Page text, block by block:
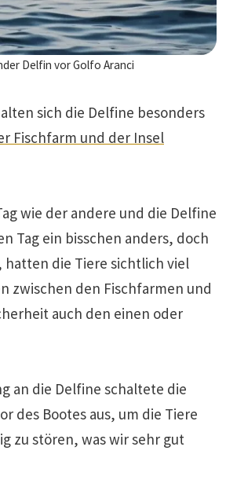
Delfin vor Golfo Aranci
sich die Delfine besonders
Fischfarm und der Insel
wie der andere und die Delfine
Tag ein bisschen anders, doch
hatten die Tiere sichtlich viel
zwischen den Fischfarmen und
auch den einen oder
an die Delfine schaltete die
des Bootes aus, um die Tiere
zu stören, was wir sehr gut